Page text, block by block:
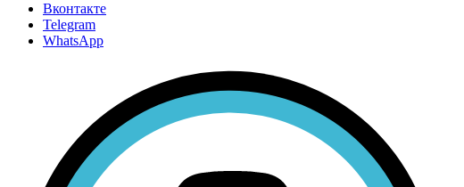
Вконтакте
Telegram
WhatsApp